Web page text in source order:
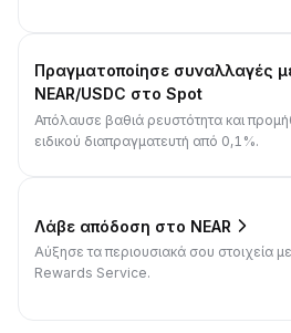
Πραγματοποίησε συναλλαγές
NEAR/USDC στο Spot
Απόλαυσε βαθιά ρευστότητα και
ειδικού διαπραγματευτή από 0,1%.
Λάβε απόδοση στο NEAR
Αύξησε τα περιουσιακά σου στοιχεία
Rewards Service.